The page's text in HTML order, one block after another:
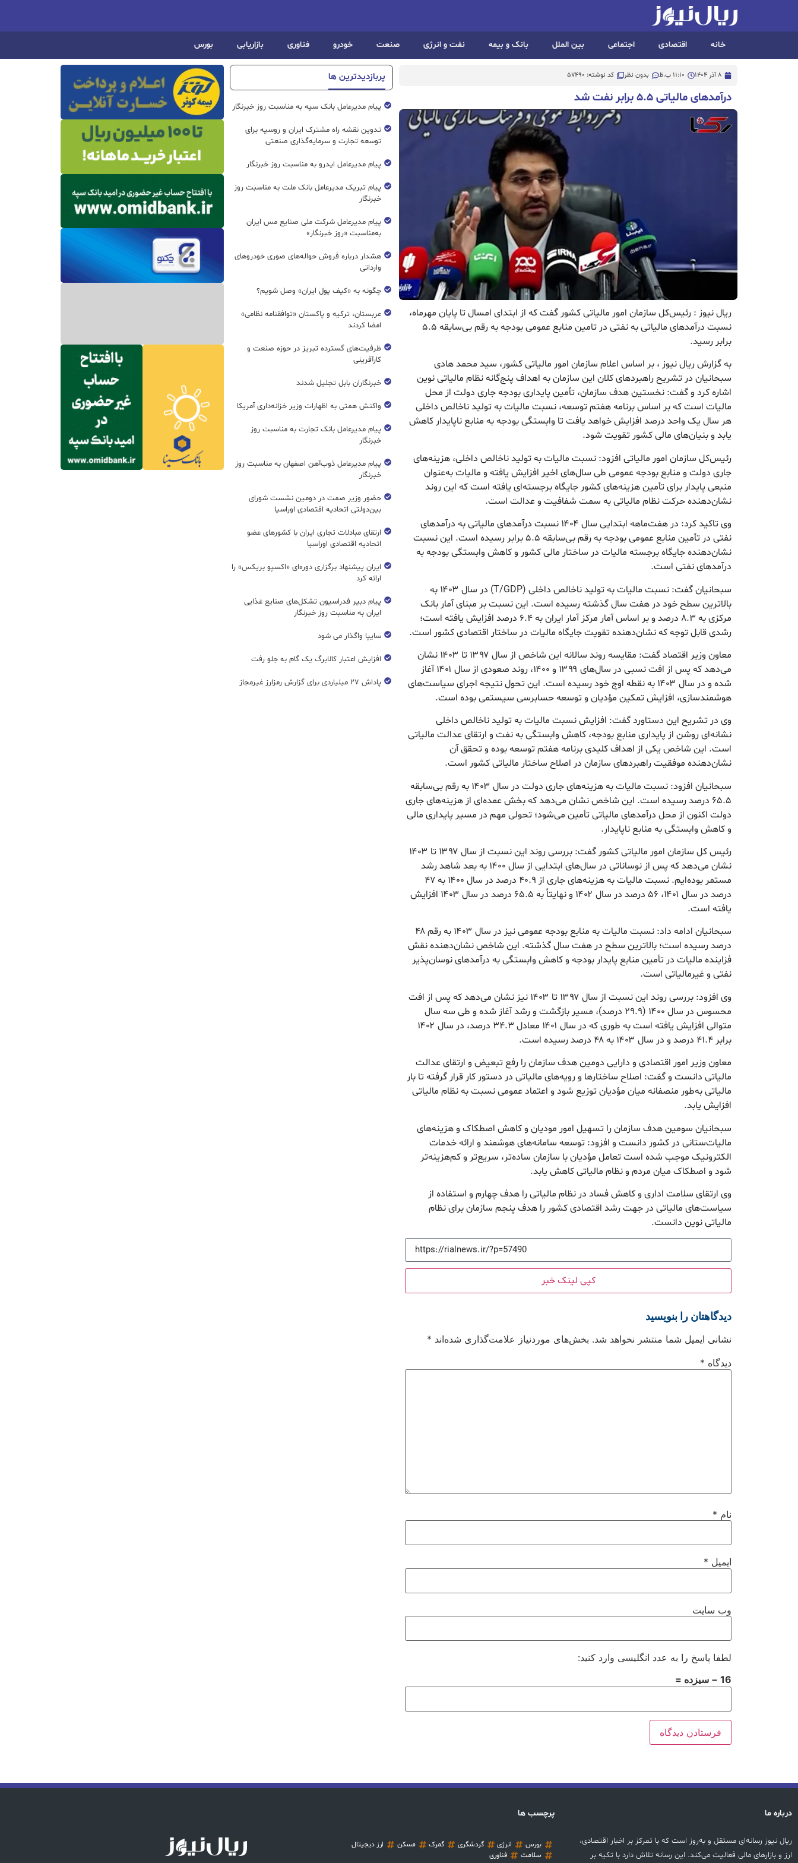
خانه اقتصادی اجتماعی بین الملل بانک و بیمه نفت و انرژی صنعت خودرو فناوری بازاریابی بورس
8 آذر 1404 11:10 ب.ظ بدون نظر کد نوشته: 57490
درآمدهای مالیاتی ۵.۵ برابر نفت شد
ریال نیوز : رئیس‌کل سازمان امور مالیاتی کشور گفت که از ابتدای امسال تا پایان مهرماه،
نسبت درآمدهای مالیاتی به نفتی در تامین منابع عمومی بودجه به رقم بی‌سابقه ۵.۵
برابر رسید.
به گزارش ریال نیوز ، بر اساس اعلام سازمان امور مالیاتی کشور، سید محمد هادی
سبحانیان در تشریح راهبردهای کلان این سازمان به اهداف پنج‌گانه نظام مالیاتی نوین
اشاره کرد و گفت: نخستین هدف سازمان، تأمین پایداری بودجه جاری دولت از محل
مالیات است که بر اساس برنامه هفتم توسعه، نسبت مالیات به تولید ناخالص داخلی
هر سال یک واحد درصد افزایش خواهد یافت تا وابستگی بودجه به منابع ناپایدار کاهش
یابد و بنیان‌های مالی کشور تقویت شود.
رئیس‌کل سازمان امور مالیاتی افزود: نسبت مالیات به تولید ناخالص داخلی، هزینه‌های
جاری دولت و منابع بودجه عمومی طی سال‌های اخیر افزایش یافته و مالیات به‌عنوان
منبعی پایدار برای تأمین هزینه‌های کشور جایگاه برجسته‌ای یافته است که این روند
نشان‌دهنده حرکت نظام مالیاتی به سمت شفافیت و عدالت است.
وی تاکید کرد: در هفت‌ماهه ابتدایی سال ۱۴۰۴ نسبت درآمدهای مالیاتی به درآمدهای
نفتی در تأمین منابع عمومی بودجه به رقم بی‌سابقه ۵.۵ برابر رسیده است. این نسبت
نشان‌دهنده جایگاه برجسته مالیات در ساختار مالی کشور و کاهش وابستگی بودجه به
درآمدهای نفتی است.
سبحانیان گفت: نسبت مالیات به تولید ناخالص داخلی (T/GDP) در سال ۱۴۰۳ به
بالاترین سطح خود در هفت سال گذشته رسیده است. این نسبت بر مبنای آمار بانک
مرکزی به ۸.۳ درصد و بر اساس آمار مرکز آمار ایران به ۶.۴ درصد افزایش یافته است؛
رشدی قابل توجه که نشان‌دهنده تقویت جایگاه مالیات در ساختار اقتصادی کشور است.
معاون وزیر اقتصاد گفت: مقایسه روند سالانه این شاخص از سال ۱۳۹۷ تا ۱۴۰۳ نشان
می‌دهد که پس از افت نسبی در سال‌های ۱۳۹۹ و ۱۴۰۰، روند صعودی از سال ۱۴۰۱ آغاز
شده و در سال ۱۴۰۳ به نقطه اوج خود رسیده است. این تحول نتیجه اجرای سیاست‌های
هوشمندسازی، افزایش تمکین مؤدیان و توسعه حسابرسی سیستمی بوده است.
وی در تشریح این دستاورد گفت: افزایش نسبت مالیات به تولید ناخالص داخلی
نشانه‌ای روشن از پایداری منابع بودجه، کاهش وابستگی به نفت و ارتقای عدالت مالیاتی
است. این شاخص یکی از اهداف کلیدی برنامه هفتم توسعه بوده و تحقق آن
نشان‌دهنده موفقیت راهبردهای سازمان در اصلاح ساختار مالیاتی کشور است.
سبحانیان افزود: نسبت مالیات به هزینه‌های جاری دولت در سال ۱۴۰۳ به رقم بی‌سابقه
۶۵.۵ درصد رسیده است. این شاخص نشان می‌دهد که بخش عمده‌ای از هزینه‌های جاری
دولت اکنون از محل درآمدهای مالیاتی تأمین می‌شود؛ تحولی مهم در مسیر پایداری مالی
و کاهش وابستگی به منابع ناپایدار.
رئیس کل سازمان امور مالیاتی کشور گفت: بررسی روند این نسبت از سال ۱۳۹۷ تا ۱۴۰۳
نشان می‌دهد که پس از نوساناتی در سال‌های ابتدایی از سال ۱۴۰۰ به بعد شاهد رشد
مستمر بوده‌ایم. نسبت مالیات به هزینه‌های جاری از ۴۰.۹ درصد در سال ۱۴۰۰ به ۴۷
درصد در سال ۱۴۰۱، ۵۶ درصد در سال ۱۴۰۲ و نهایتاً به ۶۵.۵ درصد در سال ۱۴۰۳ افزایش
یافته است.
سبحانیان ادامه داد: نسبت مالیات به منابع بودجه عمومی نیز در سال ۱۴۰۳ به رقم ۴۸
درصد رسیده است؛ بالاترین سطح در هفت سال گذشته. این شاخص نشان‌دهنده نقش
فزاینده مالیات در تأمین منابع پایدار بودجه و کاهش وابستگی به درآمدهای نوسان‌پذیر
نفتی و غیرمالیاتی است.
وی افزود: بررسی روند این نسبت از سال ۱۳۹۷ تا ۱۴۰۳ نیز نشان می‌دهد که پس از افت
محسوس در سال ۱۴۰۰ (۲۹.۹ درصد)، مسیر بازگشت و رشد آغاز شده و طی سه سال
متوالی افزایش یافته است به طوری که در سال ۱۴۰۱ معادل ۳۴.۳ درصد، در سال ۱۴۰۲
برابر ۴۱.۴ درصد و در سال ۱۴۰۳ به ۴۸ درصد رسیده است.
معاون وزیر امور اقتصادی و دارایی دومین هدف سازمان را رفع تبعیض و ارتقای عدالت
مالیاتی دانست و گفت: اصلاح ساختارها و رویه‌های مالیاتی در دستور کار قرار گرفته تا بار
مالیاتی به‌طور منصفانه میان مؤدیان توزیع شود و اعتماد عمومی نسبت به نظام مالیاتی
افزایش یابد.
سبحانیان سومین هدف سازمان را تسهیل امور مودیان و کاهش اصطکاک و هزینه‌های
مالیات‌ستانی در کشور دانست و افزود: توسعه سامانه‌های هوشمند و ارائه خدمات
الکترونیک موجب شده است تعامل مؤدیان با سازمان ساده‌تر، سریع‌تر و کم‌هزینه‌تر
شود و اصطکاک میان مردم و نظام مالیاتی کاهش یابد.
وی ارتقای سلامت اداری و کاهش فساد در نظام مالیاتی را هدف چهارم و استفاده از
سیاست‌های مالیاتی در جهت رشد اقتصادی کشور را هدف پنجم سازمان برای نظام
مالیاتی نوین دانست.
کپی لینک خبر
دیدگاهتان را بنویسید
نشانی ایمیل شما منتشر نخواهد شد. بخش‌های موردنیاز علامت‌گذاری شده‌اند *
دیدگاه *
نام *
ایمیل *
وب‌ سایت
لطفا پاسخ را به عدد انگلیسی وارد کنید:
16 − سیزده =
پربازدیدترین ها
پیام مدیرعامل بانک سپه به مناسبت روز خبرنگار
تدوین نقشه راه مشترک ایران و روسیه برای
توسعه تجارت و سرمایه‌گذاری صنعتی
پیام مدیرعامل ایدرو به مناسبت روز خبرنگار
پیام تبریک مدیرعامل بانک ملت به مناسبت روز
خبرنگار
پیام مدیرعامل شرکت ملی صنایع مس ایران
به‌مناسبت «روز خبرنگار»
هشدار درباره فروش حواله‌های صوری خودروهای
وارداتی
چگونه به «کیف پول ایران» وصل شویم؟
عربستان، ترکیه و پاکستان «توافقنامه نظامی»
امضا کردند
ظرفیت‌های گسترده‌ تبریز در حوزه صنعت و
کارآفرینی
خبرنگاران بابل تجلیل شدند
واکنش همتی به اظهارات وزیر خزانه‌داری آمریکا
پیام مدیرعامل بانک تجارت به مناسبت روز
خبرنگار
پیام مدیرعامل ذوب‌آهن اصفهان به مناسبت روز
خبرنگار
حضور وزیر صمت در دومین نشست شورای
بین‌دولتی اتحادیه اقتصادی اوراسیا
ارتقای مبادلات تجاری ایران با کشورهای عضو
اتحادیه اقتصادی اوراسیا
ایران پیشنهاد برگزاری دوره‌ای «اکسپو بریکس» را
ارائه کرد
پیام دبیر فدراسیون تشکل‌های صنایع غذایی
ایران به مناسبت روز خبرنگار
سایپا واگذار می شود
افزایش اعتبار کالابرگ یک گام به جلو رفت
پاداش ۲۷ میلیاردی برای گزارش رمزارز غیرمجاز
درباره ما
ریال نیوز رسانه‌ای مستقل و به‌روز است که با تمرکز بر اخبار اقتصادی،
ارز و بازارهای مالی فعالیت می‌کند. این رسانه تلاش دارد با تکیه بر
پرچسب ها
بورس انرژی گردشگری گمرک مسکن
ارز دیجیتال
سلامت
فناوری